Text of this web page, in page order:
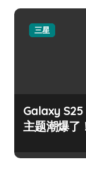
三星
Galaxy
主题潮爆了